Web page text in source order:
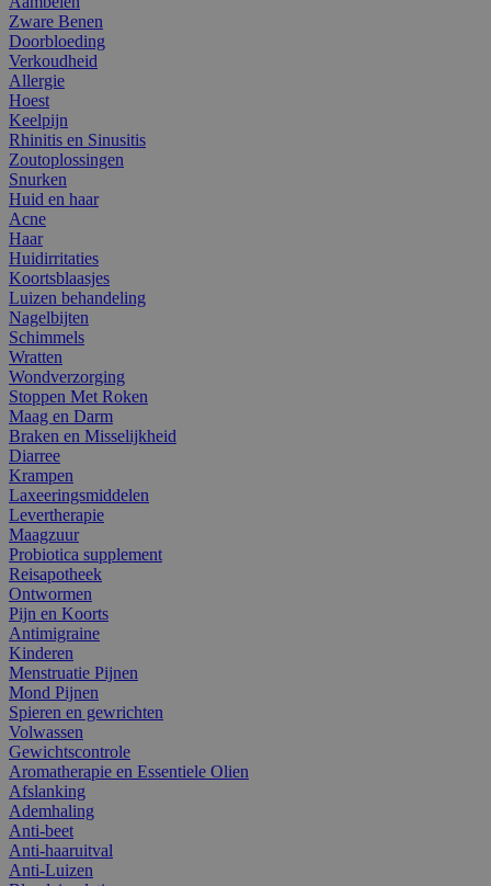
Zware Benen
Doorbloeding
Verkoudheid
Allergie
Hoest
Keelpijn
Rhinitis en Sinusitis
Zoutoplossingen
Snurken
Huid en haar
Acne
Haar
Huidirritaties
Koortsblaasjes
Luizen behandeling
Nagelbijten
Schimmels
Wratten
Wondverzorging
Stoppen Met Roken
Maag en Darm
Braken en Misselijkheid
Diarree
Krampen
Laxeeringsmiddelen
Levertherapie
Maagzuur
Probiotica supplement
Reisapotheek
Ontwormen
Pijn en Koorts
Antimigraine
Kinderen
Menstruatie Pijnen
Mond Pijnen
Spieren en gewrichten
Volwassen
Gewichtscontrole
Aromatherapie en Essentiele Olien
Afslanking
Ademhaling
Anti-beet
Anti-haaruitval
Anti-Luizen